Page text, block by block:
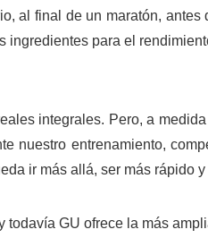
al final de un maratón, antes
para el
integrales. Pero, a
nuestro entrenamiento,
ir más allá, ser más rápido
GU ofrece la más